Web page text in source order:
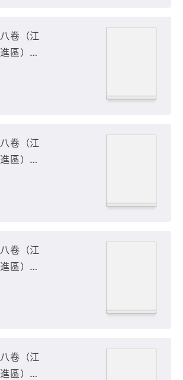
卷（江
區）第
卷（江
區）第
卷（江
區）第
卷（江
區）第